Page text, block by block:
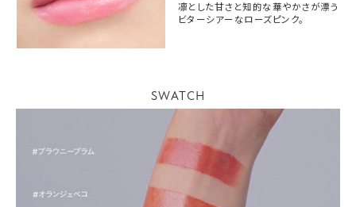
凛とした甘さと知的な華やかさが漂う
ビターシアーなローズピンク。
SWATCH